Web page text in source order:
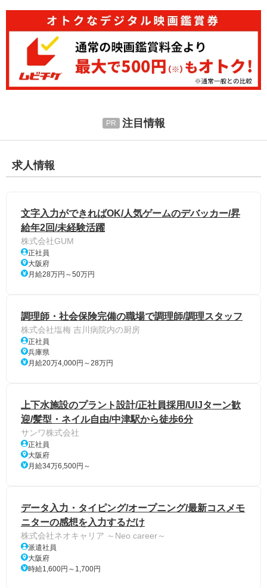
注目情報
求人情報
文字入力ができればOK/人気ゲームのデバッカー/昇
給年2回/未経験活躍
株式会社GUM
正社員
大阪府
月給28万円～50万円
調理師・社会保険完備の職場で調理師/調理スタッフ
株式会社塩梅 吉川病院内の厨房
正社員
兵庫県
月給20万4,000円～28万円
上下水施設のプラント設計/正社員採用/UIJターン歓
迎/髪型・ネイル自由/中津駅から徒歩6分
サンワ株式会社
正社員
大阪府
月給34万6,500円～
データ入力・タイピング/オープニング/最新コスメモ
ニターの感想を入力するだけ
株式会社ネオキャリア ～Neo career～
派遣社員
大阪府
時給1,600円～1,700円